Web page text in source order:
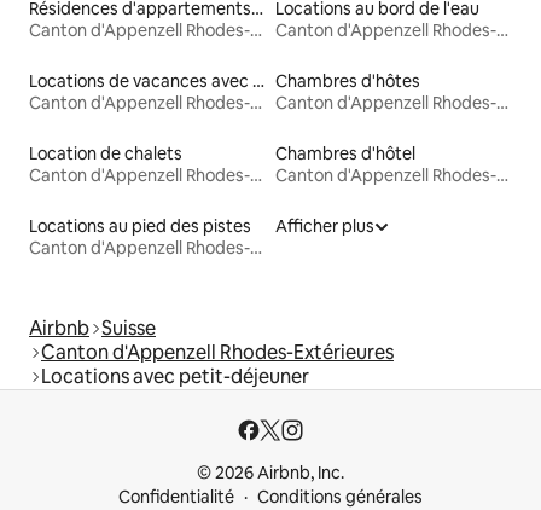
Résidences d'appartements en location
Canton d'Appenzell Rhodes-Extérieures
Locations au bord de l'eau
Canton d'Appenzell Rhodes-Extérieures
Locations de vacances avec piscine
Canton d'Appenzell Rhodes-Extérieures
Chambres d'hôtes
Canton d'Appenzell Rhodes-Extérieures
Location de chalets
Canton d'Appenzell Rhodes-Extérieures
Chambres d'hôtel
Canton d'Appenzell Rhodes-Extérieures
Locations au pied des pistes
Canton d'Appenzell Rhodes-Extérieures
Afficher plus
Airbnb Suisse
Canton d'Appenzell Rhodes-Extérieures
Locations avec petit-déjeuner
© 2026 Airbnb, Inc.
Confidentialité
Conditions générales